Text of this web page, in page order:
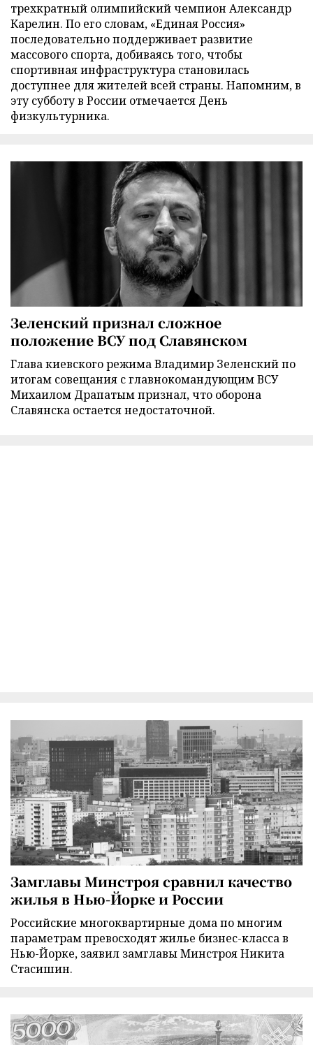
трехкратный олимпийский чемпион Александр
Карелин. По его словам, «Единая Россия»
последовательно поддерживает развитие
массового спорта, добиваясь того, чтобы
спортивная инфраструктура становилась
доступнее для жителей всей страны. Напомним, в
эту субботу в России отмечается День
физкультурника.
Зеленский признал сложное
положение ВСУ под Славянском
Глава киевского режима Владимир Зеленский по
итогам совещания с главнокомандующим ВСУ
Михаилом Драпатым признал, что оборона
Славянска остается недостаточной.
Замглавы Минстроя сравнил качество
жилья в Нью-Йорке и России
Российские многоквартирные дома по многим
параметрам превосходят жилье бизнес-класса в
Нью-Йорке, заявил замглавы Минстроя Никита
Стасишин.